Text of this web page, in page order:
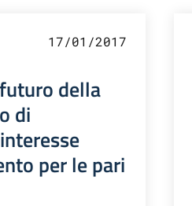
17/01/2017
della
di
per le pari